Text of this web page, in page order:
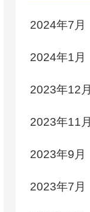
2024年7月
2024年1月
2023年12月
2023年11月
2023年9月
2023年7月